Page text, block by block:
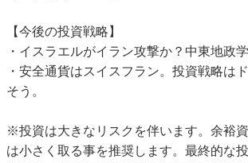
【今後の投資戦略】
・イスラエルがイラン攻撃か？中東地政
・安全通貨はスイスフラン。投資戦略は
そう。
※投資は大きなリスクを伴います。余裕
は小さく取る事を推奨します。最終的な